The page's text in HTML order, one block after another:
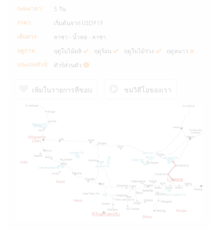
ระยะเวลา:
5 วัน
ราคา:
เริ่มต้นจาก USD919
เส้นทาง:
ลาซา - น้ำทอ - ลาซา
ฤดูกาล:
ฤดูใบไม้ผลิ ฤดูร้อน ฤดูใบไม้ร่วง
ฤดูหนาว
ประเภททัวร์:
ทัวร์ส่วนตัว
เพิ่มในรายการที่ชอบ ชมวิดีโอของเรา